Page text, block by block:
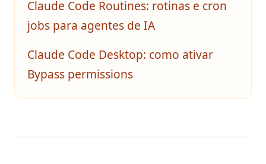
Claude Code Routines: rotinas e cron
jobs para agentes de IA
Claude Code Desktop: como ativar
Bypass permissions